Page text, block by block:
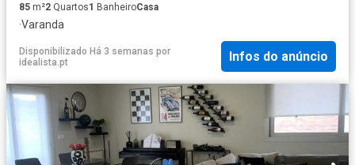
85 m²2 Quartos1 BanheiroCasa
·Varanda
Disponibilizado Há 3 semanas por
idealista.pt
Infos do anúncio